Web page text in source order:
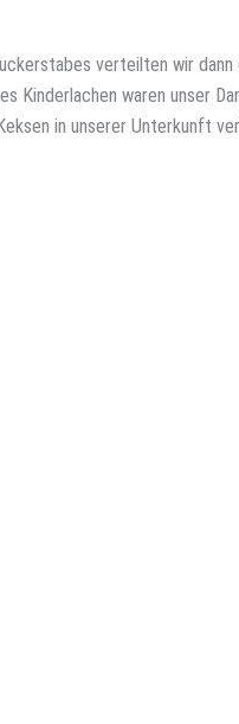
verteilten wir dann
Kinderlachen waren unser
in unserer Unterkunft